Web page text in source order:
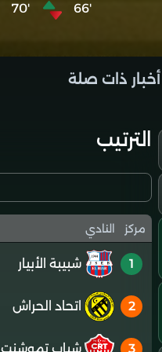
'66
'70
أخبار ذات صلة
الترتيب
مركز النادي
1 شبيبة الأبيار
2 اتحاد الحراش
3 شباب تموشنت